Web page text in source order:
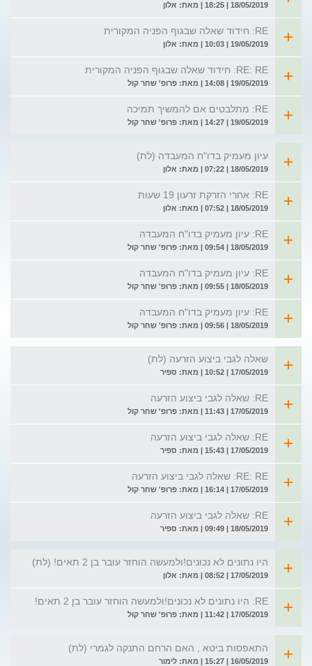
18/05/2019 | 18:25 | מאת: אלון
RE: חידוד שאלה שבגוף הפניה המקורית
19/05/2019 | 10:03 | מאת: אלון
RE: RE: חידוד שאלה שבגוף הפניה המקורית
19/05/2019 | 14:08 | מאת: פרופ' שחר קול
RE: מתלבטים אם להמשיך תמיכה
19/05/2019 | 14:27 | מאת: פרופ' שחר קול
עיון מעמיק בדו"ח המעבדה (לת)
18/05/2019 | 07:22 | מאת: אלון
RE: אחרי הזרקת זרעון 19 שעות
18/05/2019 | 07:52 | מאת: אלון
RE: עיון מעמיק בדו"ח המעבדה
18/05/2019 | 09:54 | מאת: פרופ' שחר קול
RE: עיון מעמיק בדו"ח המעבדה
18/05/2019 | 09:55 | מאת: פרופ' שחר קול
RE: עיון מעמיק בדו"ח המעבדה
18/05/2019 | 09:56 | מאת: פרופ' שחר קול
שאלה לגבי ביצוע הזרעה (לת)
17/05/2019 | 10:52 | מאת: ספיר
RE: שאלה לגבי ביצוע הזרעה
17/05/2019 | 11:43 | מאת: פרופ' שחר קול
RE: שאלה לגבי ביצוע הזרעה
17/05/2019 | 15:43 | מאת: ספיר
RE: RE: שאלה לגבי ביצוע הזרעה
17/05/2019 | 16:14 | מאת: פרופ' שחר קול
RE: שאלה לגבי ביצוע הזרעה
18/05/2019 | 09:49 | מאת: ספיר
היו נתונים לא נכונים!ולמעשה הוחזר עובר בן 2 תאים! (לת)
17/05/2019 | 08:52 | מאת: אלון
RE: היו נתונים לא נכונים!ולמעשה הוחזר עובר בן 2 תאים!
17/05/2019 | 11:42 | מאת: פרופ' שחר קול
התאפסות ביטא , האם הרחם התנקה לגמרי (לת)
16/05/2019 | 15:27 | מאת: לימור